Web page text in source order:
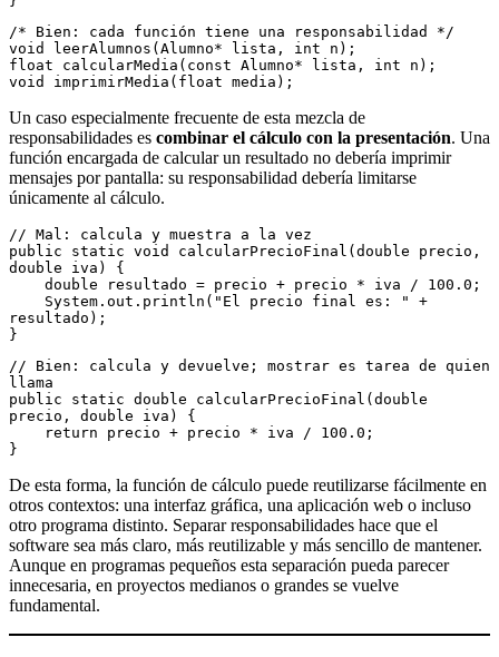
/* Bien: cada función tiene una responsabilidad */
void leerAlumnos(Alumno* lista, int n);
float calcularMedia(const Alumno* lista, int n);
void imprimirMedia(float media);
Un caso especialmente frecuente de esta mezcla de
responsabilidades es combinar el cálculo con la presentación. Una
función encargada de calcular un resultado no debería imprimir
mensajes por pantalla: su responsabilidad debería limitarse
únicamente al cálculo.
// Mal: calcula y muestra a la vez
public static void calcularPrecioFinal(double precio,
double iva) {
double resultado = precio + precio * iva / 100.0;
resultado);
}
// Bien: calcula y devuelve; mostrar es tarea de quien
llama
public static double calcularPrecioFinal(double
precio, double iva) {
return precio + precio * iva / 100.0;
}
De esta forma, la función de cálculo puede reutilizarse fácilmente en
otros contextos: una interfaz gráfica, una aplicación web o incluso
otro programa distinto. Separar responsabilidades hace que el
software sea más claro, más reutilizable y más sencillo de mantener.
Aunque en programas pequeños esta separación pueda parecer
innecesaria, en proyectos medianos o grandes se vuelve
fundamental.